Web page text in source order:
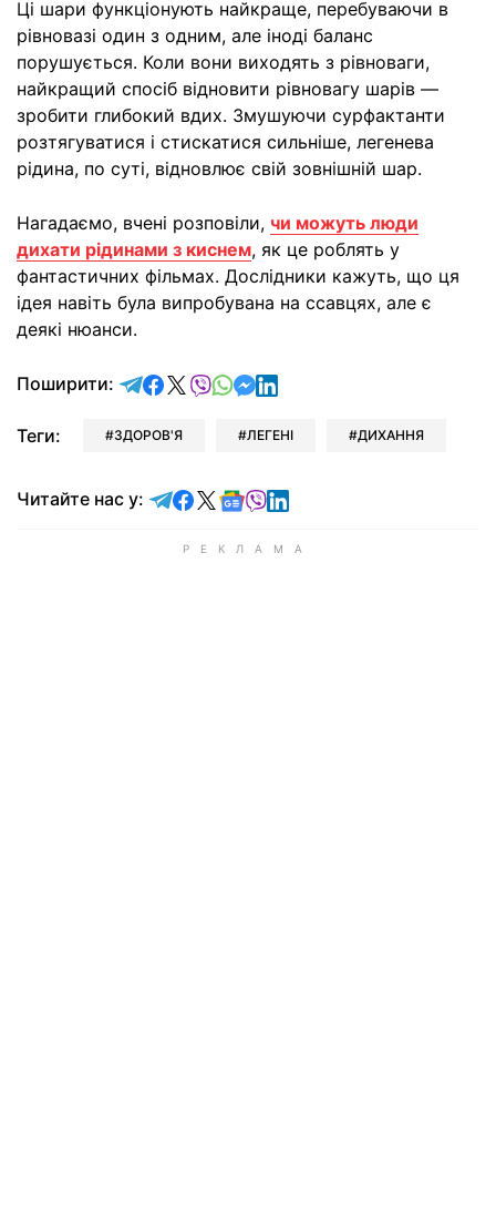
Ці шари функціонують найкраще, перебуваючи в
рівновазі один з одним, але іноді баланс
порушується. Коли вони виходять з рівноваги,
найкращий спосіб відновити рівновагу шарів —
зробити глибокий вдих. Змушуючи сурфактанти
розтягуватися і стискатися сильніше, легенева
рідина, по суті, відновлює свій зовнішній шар.
Нагадаємо, вчені розповіли, чи можуть люди
дихати рідинами з киснем, як це роблять у
фантастичних фільмах. Дослідники кажуть, що ця
ідея навіть була випробувана на ссавцях, але є
деякі нюанси.
Поширити: відправити у Telegram
поділитись у Facebook
поділитись у X
відправити у Viber
відправити у Whatsapp
відправити у Messenger
відправити у LinkedIn
Теги: ЗДОРОВ'Я ЛЕГЕНІ ДИХАННЯ
Читайте нас у: Читайте у Telegram
Читайте у Facebook
Читайте у X
Читайте у Google news
Читайте у Viber
Читайте у LinkedIn